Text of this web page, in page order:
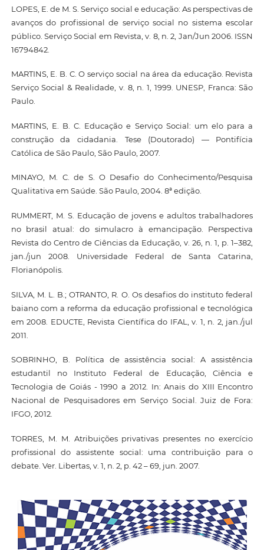
LOPES, E. de M. S. Serviço social e educação: As perspectivas de
avanços do profissional de serviço social no sistema escolar
público. Serviço Social em Revista, v. 8, n. 2, Jan/Jun 2006. ISSN
16794842.
MARTINS, E. B. C. O serviço social na área da educação. Revista
Serviço Social & Realidade, v. 8, n. 1, 1999. UNESP, Franca: São
Paulo.
MARTINS, E. B. C. Educação e Serviço Social: um elo para a
construção da cidadania. Tese (Doutorado) — Pontifícia
Católica de São Paulo, São Paulo, 2007.
MINAYO, M. C. de S. O Desafio do Conhecimento/Pesquisa
Qualitativa em Saúde. São Paulo, 2004. 8ª edição.
RUMMERT, M. S. Educação de jovens e adultos trabalhadores
no brasil atual: do simulacro à emancipação. Perspectiva
Revista do Centro de Ciências da Educação, v. 26, n. 1, p. 1–382,
jan./jun 2008. Universidade Federal de Santa Catarina,
Florianópolis.
SILVA, M. L. B.; OTRANTO, R. O. Os desafios do instituto federal
baiano com a reforma da educação profissional e tecnológica
em 2008. EDUCTE, Revista Científica do IFAL, v. 1, n. 2, jan./jul
2011.
SOBRINHO, B. Política de assistência social: A assistência
estudantil no Instituto Federal de Educação, Ciência e
Tecnologia de Goiás - 1990 a 2012. In: Anais do XIII Encontro
Nacional de Pesquisadores em Serviço Social. Juiz de Fora:
IFGO, 2012.
TORRES, M. M. Atribuições privativas presentes no exercício
profissional do assistente social: uma contribuição para o
debate. Ver. Libertas, v. 1, n. 2, p. 42 – 69, jun. 2007.